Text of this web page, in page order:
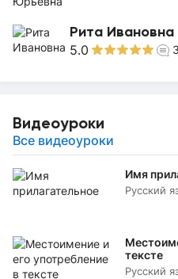
Рита Ивановна
5.0
Видеоуроки
Все видеоуроки
Имя
Русский
тексте
Русский